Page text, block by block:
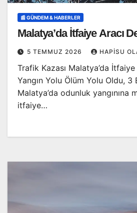
📰 GÜNDEM & HABERLER
Malatya’da İtfaiye Aracı
5 TEMMUZ 2026 HAPISU
Trafik Kazası Malatya’da
Yangın Yolu Ölüm Yolu Oldu, 3
Malatya’da odunluk yangınına
itfaiye…